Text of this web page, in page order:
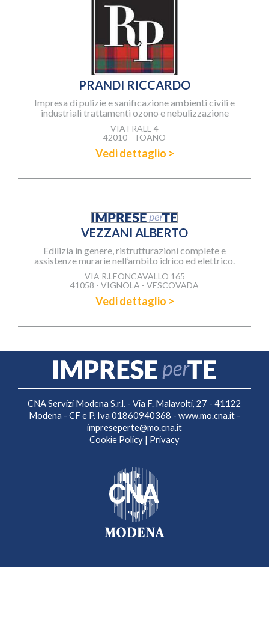
PRANDI RICCARDO
Impresa di pulizie e sanificazione ambienti civili e
industriali trattamenti ozono e nebulizzazione
VIA FRALE 4
42010 - TOANO
Vedi dettaglio >
VEZZANI ALBERTO
Edilizia in genere, ristrutturazioni complete e
assistenze murarie nell’ambito idrico ed elettrico.
VIA R.LEONCAVALLO 165
41058 - VIGNOLA - VESCOVADA
Vedi dettaglio >
CNA Servizi Modena S.r.l. - Via F. Malavolti, 27 - 41122
Modena - CF e P. Iva 01860940368 - www.mo.cna.it -
impreseperte@mo.cna.it
Cookie Policy | Privacy